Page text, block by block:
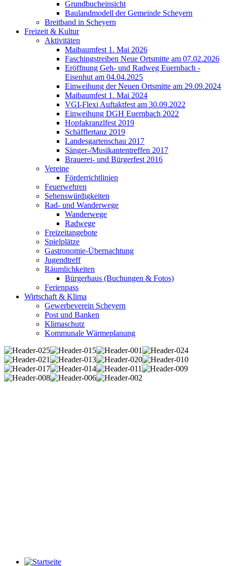
Grundbucheinsicht
Baulandmodell der Gemeinde Scheyern
Breitband in Scheyern
Freizeit & Kultur
Aktivitäten
Maibaumfest 1. Mai 2026
Faschingstreiben Neue Ortsmitte am 07.02.2026
Eröffnung Geh- und Radweg Euernbach -
Eisenhut am 04.04.2025
Einweihung der Neuen Ortsmitte am 29.09.2024
Maibaumfest 1. Mai 2024
VGI-Flexi Auftaktfest am 30.09.2022
Einweihung DGH Euernbach 2022
Hopfakranzlfest 2019
Schäfflertanz 2019
Landesgartenschau 2017
Sänger-/Musikantentreffen 2017
Brauerei- und Bürgerfest 2016
Vereine
Förderrichtlinien
Feuerwehren
Sehenswürdigkeiten
Rad- und Wanderwege
Wanderwege
Radwege
Freizeitangebote
Spielplätze
Gastronomie-Übernachtung
Jugendtreff
Räumlichkeiten
Bürgerhaus (Buchungen & Fotos)
Ferienpass
Wirtschaft & Klima
Gewerbeverein Scheyern
Post und Banken
Klimaschutz
Kommunale Wärmeplanung